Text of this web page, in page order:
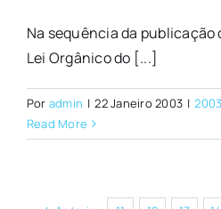
Na sequência da
Lei Orgânico do [...]
Por admin | 22 Janeiro 2003 | 2003
Read More